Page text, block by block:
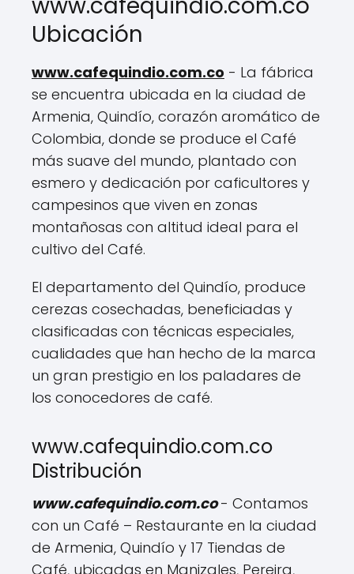
Ubicación
www.cafequindio.com.co - La fábrica
se encuentra ubicada en la ciudad de
Armenia, Quindío, corazón aromático de
Colombia, donde se produce el Café
más suave del mundo, plantado con
esmero y dedicación por caficultores y
campesinos que viven en zonas
montañosas con altitud ideal para el
cultivo del Café.
El departamento del Quindío, produce
cerezas cosechadas, beneficiadas y
clasificadas con técnicas especiales,
cualidades que han hecho de la marca
un gran prestigio en los paladares de
los conocedores de café.
www.cafequindio.com.co
Distribución
www.cafequindio.com.co - Contamos
con un Café – Restaurante en la ciudad
de Armenia, Quindío y 17 Tiendas de
Café, ubicadas en Manizales, Pereira,